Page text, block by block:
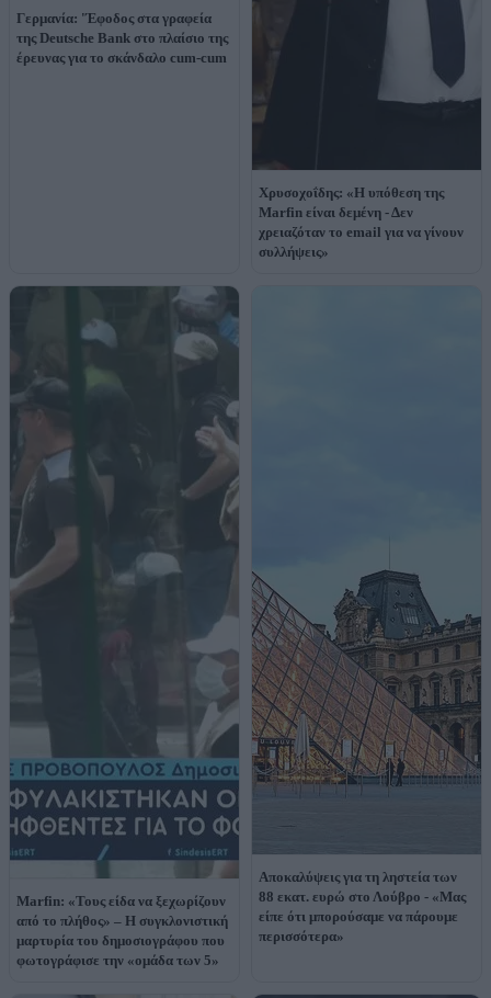
Γερμανία: 'Έφοδος στα γραφεία
της Deutsche Bank στο πλαίσιο της
έρευνας για το σκάνδαλο cum-cum
Χρυσοχοΐδης: «Η υπόθεση της
Marfin είναι δεμένη - Δεν
χρειαζόταν το email για να γίνουν
συλλήψεις»
Marfin: «Τους είδα να ξεχωρίζουν
από το πλήθος» – Η συγκλονιστική
μαρτυρία του δημοσιογράφου που
φωτογράφισε την «ομάδα των 5»
Αποκαλύψεις για τη ληστεία των
88 εκατ. ευρώ στο Λούβρο - «Μας
είπε ότι μπορούσαμε να πάρουμε
περισσότερα»